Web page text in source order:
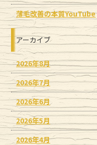
薄毛改善の本質YouTube
アーカイブ
2026年8月
2026年7月
2026年6月
2026年5月
2026年4月